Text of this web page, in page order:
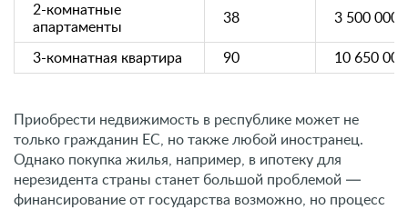
2-комнатные
апартаменты
38 3 500 000
3-комнатная квартира 90 10 650 000
Приобрести недвижимость в республике может не
только гражданин ЕС, но также любой иностранец.
Однако покупка жилья, например, в ипотеку для
нерезидента страны станет большой проблемой —
финансирование от государства возможно, но процесс